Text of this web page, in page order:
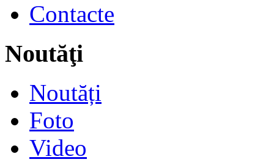
Contacte
Noutăţi
Noutăți
Foto
Video